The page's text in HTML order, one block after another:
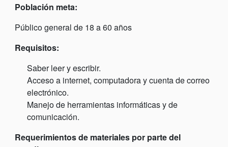
Población meta:
Público general de 18 a 60 años
Requisitos:
Saber leer y escribir.
Acceso a internet, computadora y cuenta de correo
electrónico.
Manejo de herramientas informáticas y de
comunicación.
Requerimientos de materiales por parte del